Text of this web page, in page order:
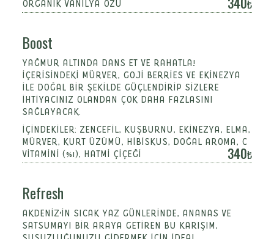
ORGANIK VANILYA ÖZÜ
Boost
YAĞMUR ALTINDA DANS ET VE RAHATLA!
İÇERISINDEKI MÜRVER, GOJI BERRIES VE EKINEZYA
ILE DOĞAL BIR ŞEKILDE GÜÇLENDIRIP SIZLERE
IHTIYACINIZ OLANDAN ÇOK DAHA FAZLASINI
SAĞLAYACAK.
İÇINDEKILER: ZENCEFIL, KUŞBURNU, EKINEZYA, ELMA,
MÜRVER, KURT ÜZÜMÜ, HIBISKUS, DOĞAL AROMA, C
VITAMINI (%1), HATMI ÇIÇEĞI
340
Refresh
AKDENIZ'IN SICAK YAZ GÜNLERINDE, ANANAS VE
SATSUMAYI BIR ARAYA GETIREN BU KARIŞIM,